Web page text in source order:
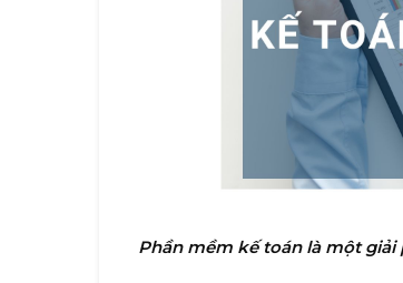
Phần mềm kế toán là một